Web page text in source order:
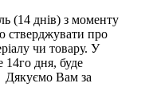
(14 днів) з моменту
стверджувати про
чи товару. У
14го дня, буде
Дякуємо Вам за